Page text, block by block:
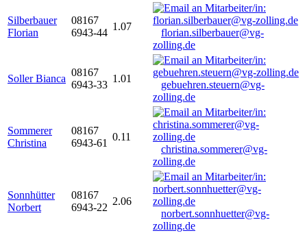
Silberbauer
Florian
08167
6943-44
1.07
florian.silberbauer@vg-
zolling.de
Soller Bianca
08167
6943-33
1.01
gebuehren.steuern@vg-
zolling.de
Sommerer
Christina
08167
6943-61
0.11
christina.sommerer@vg-
zolling.de
Sonnhütter
Norbert
08167
6943-22
2.06
norbert.sonnhuetter@vg-
zolling.de